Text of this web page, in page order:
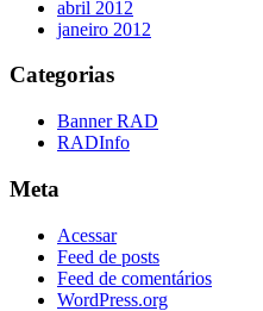
abril 2012
janeiro 2012
Categorias
Banner RAD
RADInfo
Meta
Acessar
Feed de posts
Feed de comentários
WordPress.org